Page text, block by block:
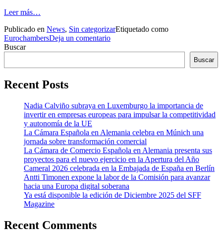
Leer más…
Cámara
de
Italia
participado
en
la
X
edición
de
Connecting
European
Chambers
Publicado en News, Sin categorizarEtiquetado como
EurochambersDeja un comentarioen
Italia
ha
en
la
X
edición
de
Connecting
European
Chambers
Buscar
Buscar
Recent Posts
Nadia Calviño subraya en Luxemburgo la importancia de
invertir en empresas europeas para impulsar la competitividad
y autonomía de la UE
La Cámara Española en Alemania celebra en Múnich una
jornada sobre transformación comercial
La Cámara de Comercio Española en Alemania presenta sus
proyectos para el nuevo ejercicio en la Apertura del Año
Cameral 2026 celebrada en la Embajada de España en Berlín
Antti Timonen expone la labor de la Comisión para avanzar
hacia una Europa digital soberana
Ya está disponible la edición de Diciembre 2025 del SFF
Magazine
Recent Comments